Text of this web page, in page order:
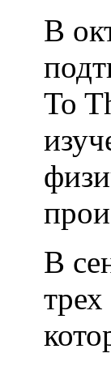
В
To
В